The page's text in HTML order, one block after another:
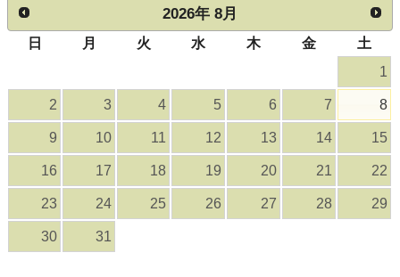
2026年 8月
日 月 火 水 木 金
土
1
2 3 4 5 6 7 8
9 10 11 12 13 14 15
16 17 18 19 20 21 22
23 24 25 26 27 28 29
30 31